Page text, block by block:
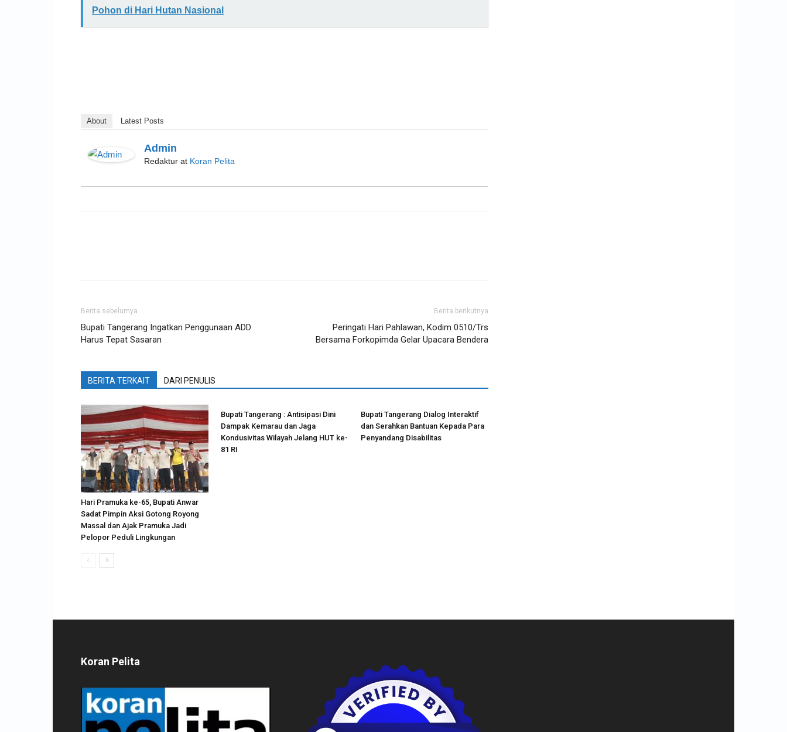
Pohon di Hari Hutan Nasional
About Latest Posts
Admin
Redaktur at Koran Pelita
Berita sebelumya
Bupati Tangerang Ingatkan Penggunaan ADD
Harus Tepat Sasaran
Berita berikutnya
Peringati Hari Pahlawan, Kodim 0510/Trs
Bersama Forkopimda Gelar Upacara Bendera
BERITA TERKAIT DARI PENULIS
Hari Pramuka ke-65, Bupati Anwar
Sadat Pimpin Aksi Gotong Royong
Massal dan Ajak Pramuka Jadi
Pelopor Peduli Lingkungan
Bupati Tangerang : Antisipasi Dini
Dampak Kemarau dan Jaga
Kondusivitas Wilayah Jelang HUT ke-
81 RI
Bupati Tangerang Dialog Interaktif
dan Serahkan Bantuan Kepada Para
Penyandang Disabilitas
Koran Pelita